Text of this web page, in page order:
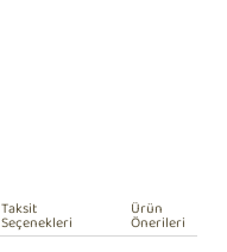
Taksit
Seçenekleri Ürün
Önerileri